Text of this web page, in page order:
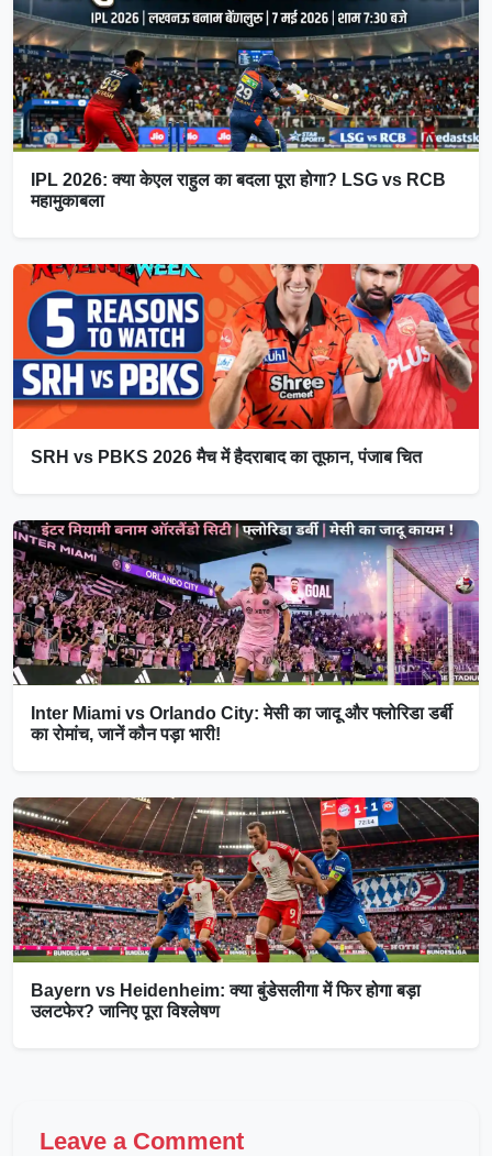
IPL 2026: क्या केएल राहुल का बदला पूरा होगा? LSG vs RCB
महामुकाबला
SRH vs PBKS 2026 मैच में हैदराबाद का तूफान, पंजाब चित
Inter Miami vs Orlando City: मेसी का जादू और फ्लोरिडा डर्बी
का रोमांच, जानें कौन पड़ा भारी!
Bayern vs Heidenheim: क्या बुंडेसलीगा में फिर होगा बड़ा
उलटफेर? जानिए पूरा विश्लेषण
Leave a Comment